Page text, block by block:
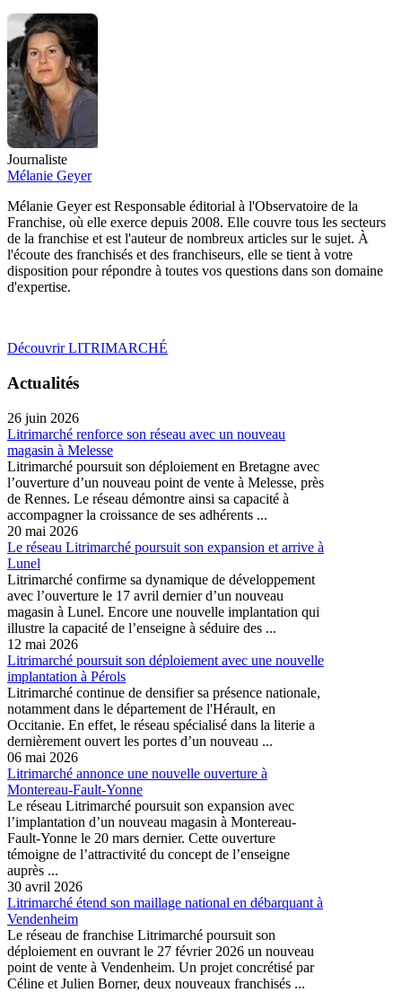
Journaliste
Mélanie Geyer
Mélanie Geyer est Responsable éditorial à l'Observatoire de la
Franchise, où elle exerce depuis 2008. Elle couvre tous les secteurs
de la franchise et est l'auteur de nombreux articles sur le sujet. À
l'écoute des franchisés et des franchiseurs, elle se tient à votre
disposition pour répondre à toutes vos questions dans son domaine
d'expertise.
Découvrir LITRIMARCHÉ
Actualités
26 juin 2026
Litrimarché renforce son réseau avec un nouveau
magasin à Melesse
Litrimarché poursuit son déploiement en Bretagne avec
l’ouverture d’un nouveau point de vente à Melesse, près
de Rennes. Le réseau démontre ainsi sa capacité à
accompagner la croissance de ses adhérents ...
20 mai 2026
Le réseau Litrimarché poursuit son expansion et arrive à
Lunel
Litrimarché confirme sa dynamique de développement
avec l’ouverture le 17 avril dernier d’un nouveau
magasin à Lunel. Encore une nouvelle implantation qui
illustre la capacité de l’enseigne à séduire des ...
12 mai 2026
Litrimarché poursuit son déploiement avec une nouvelle
implantation à Pérols
Litrimarché continue de densifier sa présence nationale,
notamment dans le département de l'Hérault, en
Occitanie. En effet, le réseau spécialisé dans la literie a
dernièrement ouvert les portes d’un nouveau ...
06 mai 2026
Litrimarché annonce une nouvelle ouverture à
Montereau-Fault-Yonne
Le réseau Litrimarché poursuit son expansion avec
l’implantation d’un nouveau magasin à Montereau-
Fault-Yonne le 20 mars dernier. Cette ouverture
témoigne de l’attractivité du concept de l’enseigne
auprès ...
30 avril 2026
Litrimarché étend son maillage national en débarquant à
Vendenheim
Le réseau de franchise Litrimarché poursuit son
déploiement en ouvrant le 27 février 2026 un nouveau
point de vente à Vendenheim. Un projet concrétisé par
Céline et Julien Borner, deux nouveaux franchisés ...